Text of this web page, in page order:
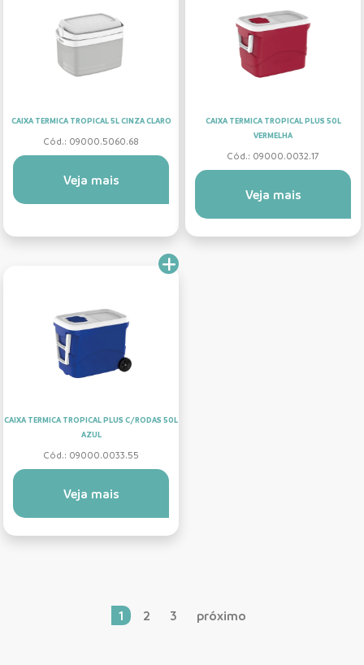
CAIXA TERMICA TROPICAL 5L CINZA CLARO
Cód.: 09000.5060.68
Veja mais
CAIXA TERMICA TROPICAL PLUS 50L
VERMELHA
Cód.: 09000.0032.17
Veja mais
CAIXA TERMICA TROPICAL PLUS C/RODAS 50L
AZUL
Cód.: 09000.0033.55
Veja mais
1 2 3 próximo